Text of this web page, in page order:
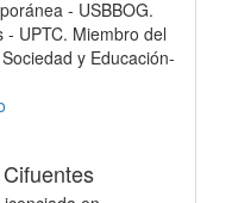
- USBBOG.
UPTC. Miembro del
y Educación-